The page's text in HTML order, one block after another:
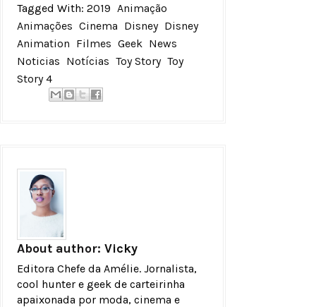
Tagged With: 2019 Animação
Animações Cinema Disney Disney
Animation Filmes Geek News
Noticias Notícias Toy Story Toy
Story 4
About author: Vicky
Editora Chefe da Amélie. Jornalista,
cool hunter e geek de carteirinha
apaixonada por moda, cinema e